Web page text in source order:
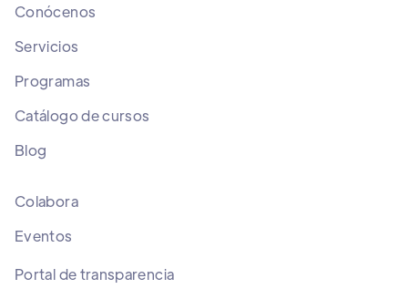
Conócenos
Servicios
Programas
Catálogo de cursos
Blog
Colabora
Eventos
Portal de transparencia